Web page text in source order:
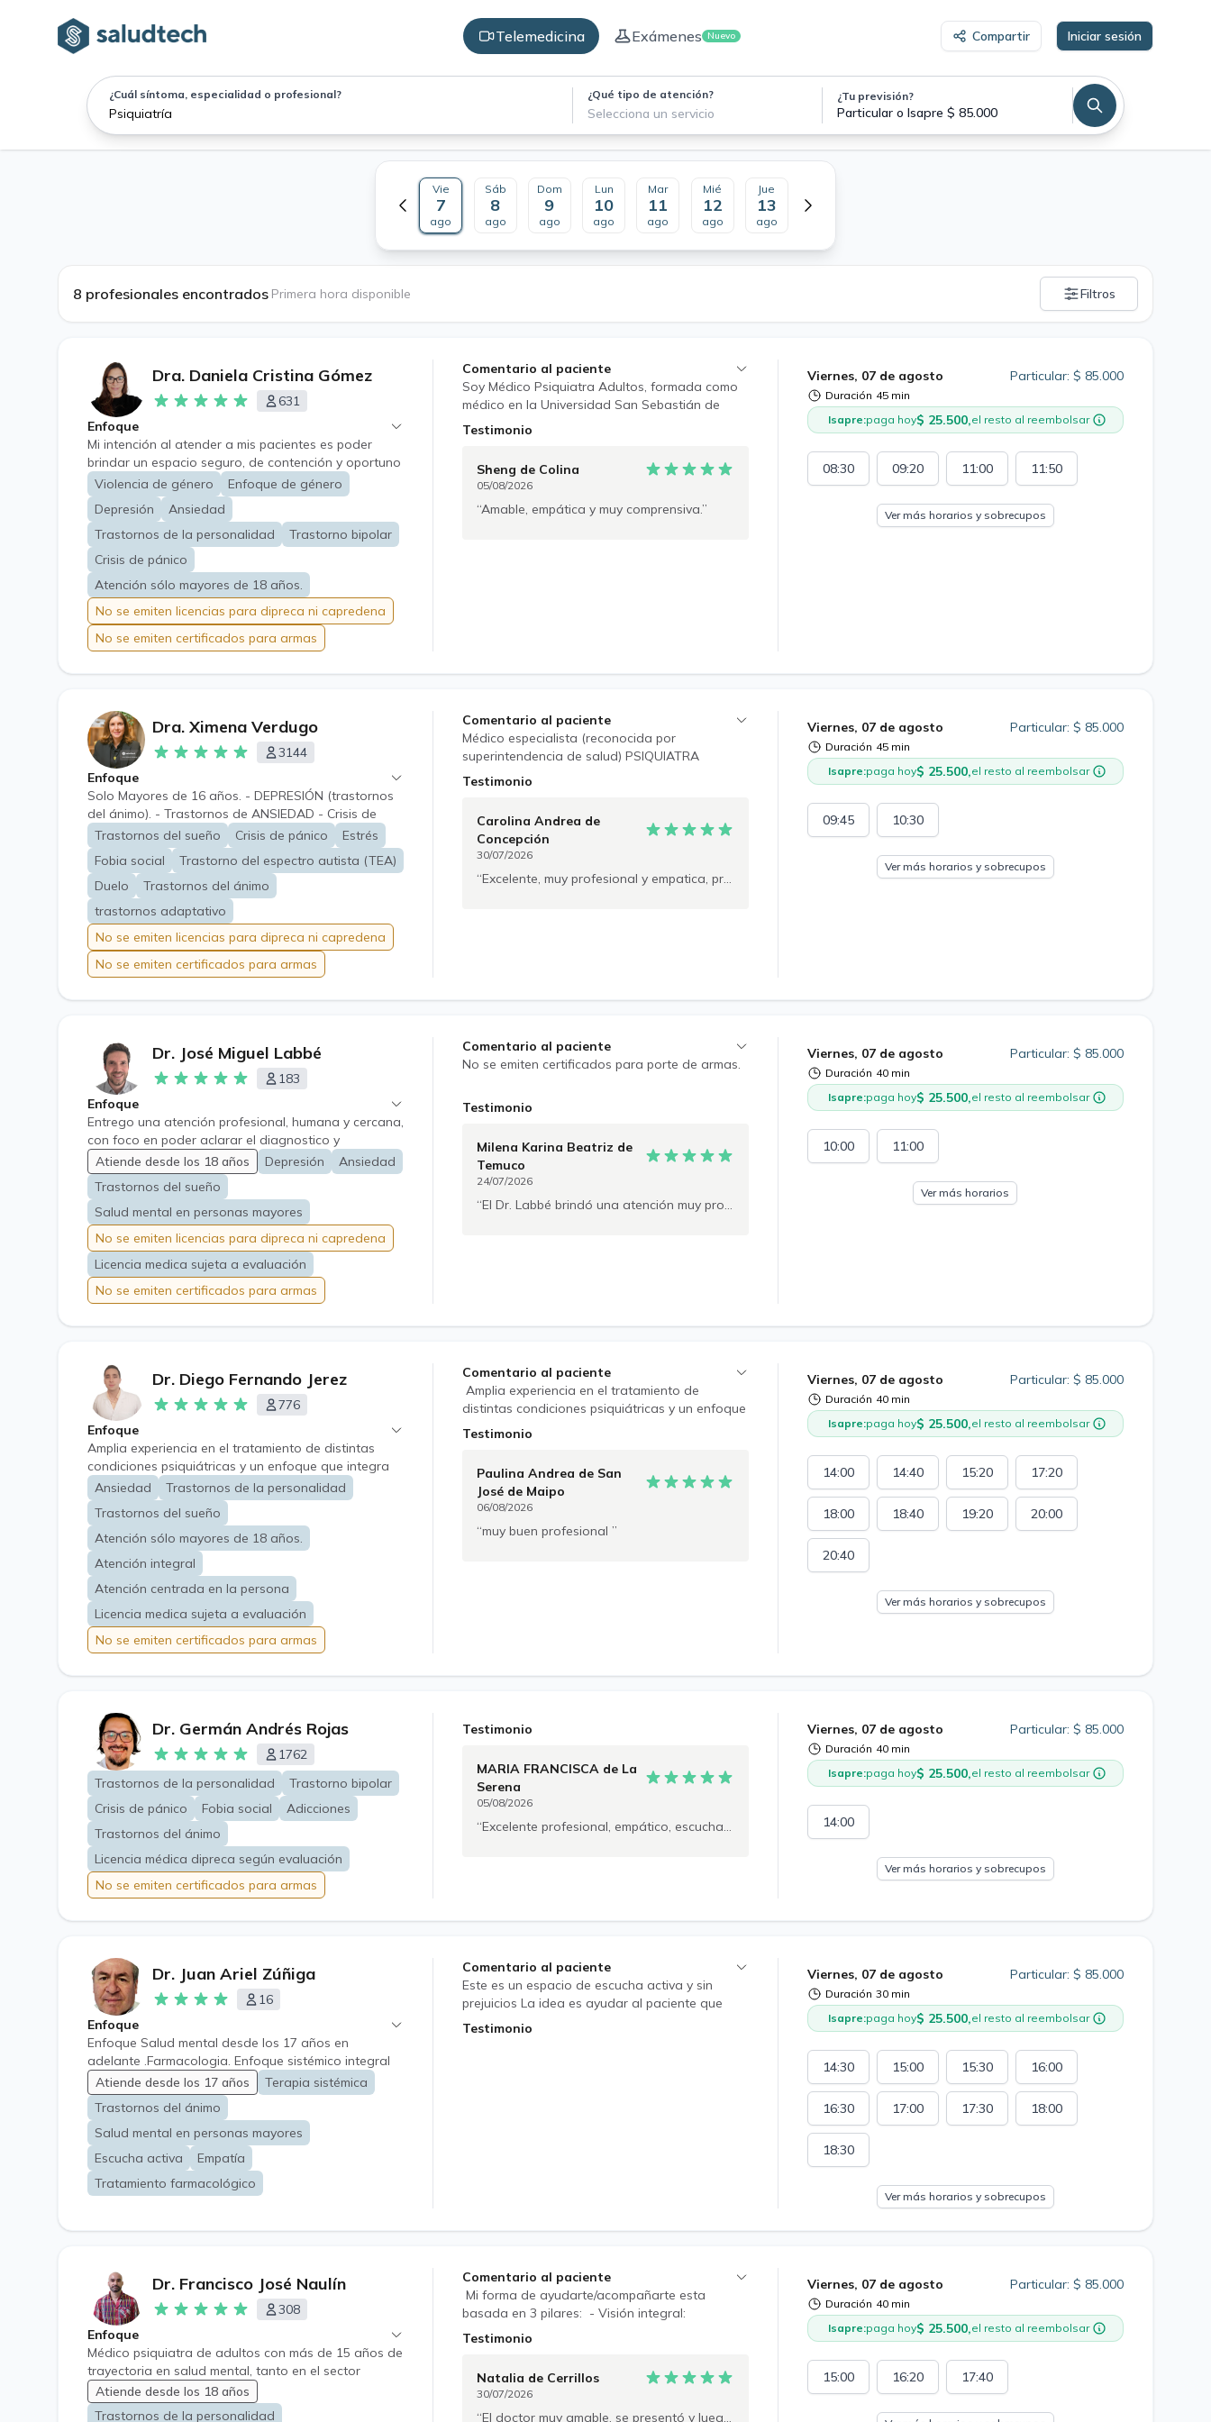
Telemedicina Exámenes Nuevo Compartir Iniciar sesión
¿Cuál síntoma, especialidad o profesional? ¿Qué tipo de atención?
Selecciona un servicio
¿Tu previsión?
Particular o Isapre $ 85.000
Vie
7
ago
Sáb
8
ago
Dom
9
ago
Lun
10
ago
Mar
11
ago
Mié
12
ago
Jue
13
ago
8 profesionales encontrados Primera hora disponible Filtros
Dra. Daniela Cristina Gómez
631
Enfoque
Mi intención al atender a mis pacientes es poder
brindar un espacio seguro, de contención y oportuno
tratamiento en áreas como Trastorno de Ansiedad,
Depresión, Trastorno Bipolar, Estrés laboral, Crisis de
Pánico, Depresión en el embarazo y postparto,
Trastornos adaptativos, Trastornos de Personalidad,
Trastorno de Estrés post traumático,Trastornos por
Dolor, Trauma Complejo, Trauma Relacional
temprano, Vícitmas de violencia de género con
enfoque de género.
Violencia de género
Enfoque de género
Depresión
Ansiedad
Trastornos de la personalidad
Trastorno bipolar
Crisis de pánico
Atención sólo mayores de 18 años.
No se emiten licencias para dipreca ni capredena
No se emiten certificados para armas
Viernes, 07 de agosto
Duración 45 min
Particular: $ 85.000
Isapre:paga hoy$ 25.500,el resto al reembolsar
08:30 09:20 11:00 11:50
Ver más horarios y sobrecupos
Comentario al paciente
Soy Médico Psiquiatra Adultos, formada como
médico en la Universidad San Sebastián de
Concepción, y posteriormente como psiquiatra
Instituto Psiquiátrico en Santiago. Me
especialicé en el área de Trauma y psicoanálisis
relacional, lo que complementa mi
entendimiento y posterior intervención de la
búsqueda de una mayor y mejor salud mental.
Testimonio
Sheng de Colina
05/08/2026
Amable, empática y muy comprensiva.
Dra. Ximena Verdugo
3144
Enfoque
Solo Mayores de 16 años. - DEPRESIÓN (trastornos
del ánimo). - Trastornos de ANSIEDAD - Crisis de
pánico. -Duelos. (no realizo evaluación para porte de
armas).
Trastornos del sueño Crisis de pánico
Estrés
Fobia social
Trastorno del espectro autista (TEA)
Duelo
Trastornos del ánimo
trastornos adaptativo
No se emiten licencias para dipreca ni capredena
No se emiten certificados para armas
Viernes, 07 de agosto
Duración 45 min
Particular: $ 85.000
Isapre:paga hoy$ 25.500,el resto al reembolsar
09:45 10:30
Ver más horarios y sobrecupos
Comentario al paciente
Médico especialista (reconocida por
superintendencia de salud) PSIQUIATRA
ADULTOS de la Universidad de Santiago de
comunitaria, MBA instituciones de salud. Ex
docente de pre y post grado universidad Mayor
y USACH respectivamente. Ejercicio de la
profesión médica en centros públicos y
Testimonio
Carolina Andrea de
Concepción
30/07/2026
Excelente, muy profesional y empatica, profundiza mucho en su trabajo.
Dr. José Miguel Labbé
183
Enfoque
Entrego una atención profesional, humana y cercana,
con foco en poder aclarar el diagnostico y
establecer un tratamiento que entregue alivio y
ayuda al paciente.
Atiende desde los 18 años Depresión
Ansiedad
Trastornos del sueño
Salud mental en personas mayores
No se emiten licencias para dipreca ni capredena
Licencia medica sujeta a evaluación
No se emiten certificados para armas
Viernes, 07 de agosto
Duración 40 min
Particular: $ 85.000
Isapre:paga hoy$ 25.500,el resto al reembolsar
10:00 11:00
Ver más horarios
Comentario al paciente
No se emiten certificados para porte de armas.
Testimonio
Milena Karina Beatriz de
Temuco
24/07/2026
El Dr. Labbé brindó una atención muy profesional, cercana y empática. Me sentí escuchada, comprendida y bien orientada. Totalmente recomendable.
Dr. Diego Fernando Jerez
776
Enfoque
Amplia experiencia en el tratamiento de distintas
condiciones psiquiátricas y un enfoque que integra
conocimientos basados en evidencia científica,
principios éticos y un trato cordial y amable
expresado en el vínculo terapéutico. El objetivo de la
consulta será lograr una adecuada recuperación y
mantención de su salud mental.
Ansiedad
Trastornos de la personalidad
Trastornos del sueño
Atención sólo mayores de 18 años.
Atención integral
Atención centrada en la persona
Licencia medica sujeta a evaluación
No se emiten certificados para armas
Viernes, 07 de agosto
Duración 40 min
Particular: $ 85.000
Isapre:paga hoy$ 25.500,el resto al reembolsar
14:00 14:40 15:20 17:20
18:00 18:40 19:20 20:00
20:40
Ver más horarios y sobrecupos
Comentario al paciente
Amplia experiencia en el tratamiento de
distintas condiciones psiquiátricas y un enfoque
que integra conocimientos basados en
terapéutico. El objetivo de la consulta será
lograr una adecuada recuperación y
mantención de su salud mental.
Testimonio
Paulina Andrea de San
José de Maipo
06/08/2026
muy buen profesional
Dr. Germán Andrés Rojas
1762
Trastornos de la personalidad
Trastorno bipolar
Crisis de pánico
Fobia social
Adicciones
Trastornos del ánimo
Licencia médica dipreca según evaluación
No se emiten certificados para armas
Viernes, 07 de agosto
Duración 40 min
Particular: $ 85.000
Isapre:paga hoy$ 25.500,el resto al reembolsar
14:00
Ver más horarios y sobrecupos
Testimonio
MARIA FRANCISCA de La
Serena
05/08/2026
Excelente profesional, empático, escucha activa, muy asertivo y amable, un 10.
Dr. Juan Ariel Zúñiga
16
Enfoque
Enfoque Salud mental desde los 17 años en
adelante .Farmacologia. Enfoque sistémico integral
Atiende desde los 17 años
Terapia sistémica
Trastornos del ánimo
Salud mental en personas mayores
Escucha activa
Empatía
Tratamiento farmacológico
Viernes, 07 de agosto
Duración 30 min
Particular: $ 85.000
Isapre:paga hoy$ 25.500,el resto al reembolsar
14:30 15:00 15:30 16:00
16:30 17:00 17:30 18:00
18:30
Ver más horarios y sobrecupos
Comentario al paciente
Este es un espacio de escucha activa y sin
prejuicios La idea es ayudar al paciente que
salga adelante con su cuadro mental Se
Testimonio
Dr. Francisco José Naulín
308
Enfoque
Médico psiquiatra de adultos con más de 15 años de
trayectoria en salud mental, tanto en el sector
público como privado. A lo largo de mi carrera me he
dedicado especialmente al manejo clínico de
Atiende desde los 18 años
Trastornos de la personalidad
Viernes, 07 de agosto
Duración 40 min
Particular: $ 85.000
Isapre:paga hoy$ 25.500,el resto al reembolsar
15:00 16:20 17:40
Comentario al paciente
Mi forma de ayudarte/acompañarte esta
basada en 3 pilares: - Visión integral:
Especializado en psiquiatría comunitaria, evalúo
personales, familiares y laborales. - Trato
cercano: Entiendo al paciente como una
persona completa, con su propia historia, y no
Testimonio
Natalia de Cerrillos
30/07/2026
El doctor muy amable, se presentó y luego comenzo a conocerme para poder ayudarme, siento que fue muy empatico y escucho atentamente lo que sentía, agradezco su atención.